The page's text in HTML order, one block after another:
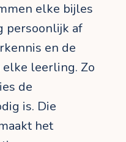
elke bijles
persoonlijk af
en de
elke leerling. Zo
de
is. Die
het